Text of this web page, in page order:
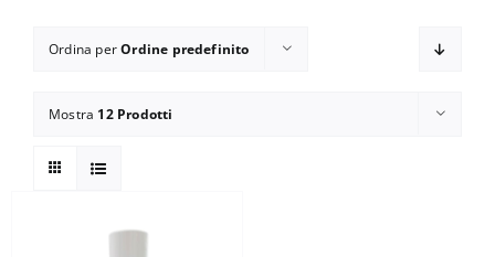
Taglia cuci
Ordina perOrdine predefinito
Mostra 12 Prodotti